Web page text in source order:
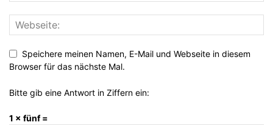
Speichere meinen Namen, E-Mail und Webseite in diesem
Browser für das nächste Mal.
Bitte gib eine Antwort in Ziffern ein:
1 × fünf =